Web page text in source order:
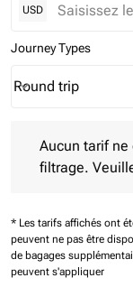
USD
Journey Types
Journey Types
Round trip
keyboard_arrow_down
Aucun tarif ne
filtrage.
* Les tarifs affichés ont
peuvent ne pas être
de bagages
peuvent s'appliquer